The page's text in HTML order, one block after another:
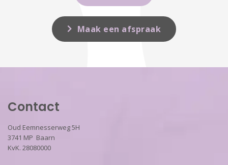
Maak een afspraak
Contact
Oud Eemnesserweg 5H
3741 MP Baarn
KvK. 28080000